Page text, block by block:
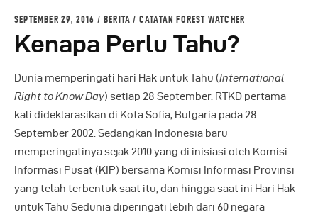
SEPTEMBER 29, 2016 BERITA / CATATAN FOREST WATCHER
Kenapa Perlu Tahu?
Dunia memperingati hari Hak untuk Tahu (International
Right to Know Day) setiap 28 September. RTKD pertama
kali dideklarasikan di Kota Sofia, Bulgaria pada 28
September 2002. Sedangkan Indonesia baru
memperingatinya sejak 2010 yang di inisiasi oleh Komisi
Informasi Pusat (KIP) bersama Komisi Informasi Provinsi
yang telah terbentuk saat itu, dan hingga saat ini Hari Hak
untuk Tahu Sedunia diperingati lebih dari 60 negara